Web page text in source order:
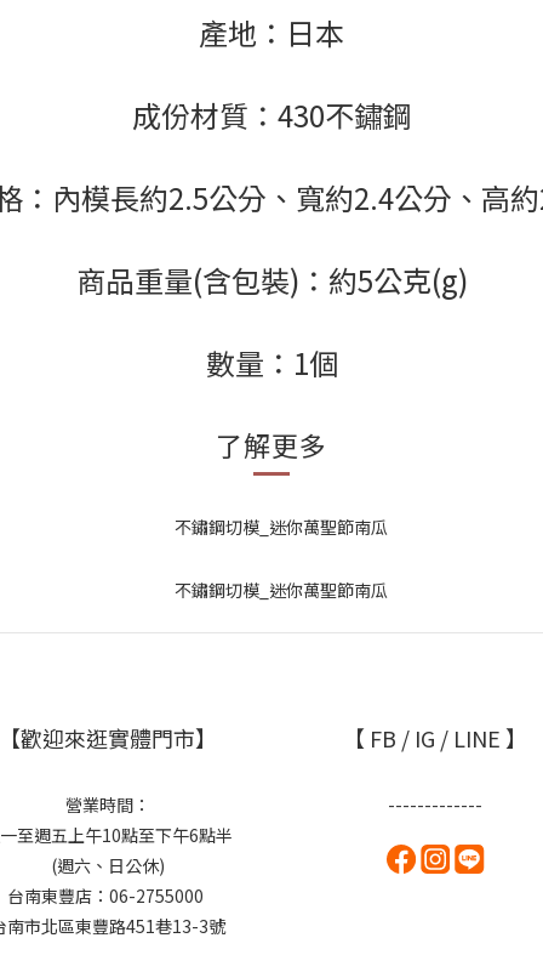
產地：日本
成份材質：430不鏽鋼
：內模長約2.5公分、寬約2.4公分、高
商品重量(含包裝)：約5公克(g)
數量：1個
了解更多
歡迎來逛實體門市】
營業時間：
至週五上午10點至下午6點半
(週六、日公休)
台南東豐店：06-2755000
南市北區東豐路451巷13-3號
【 FB / IG / LINE 】
-------------